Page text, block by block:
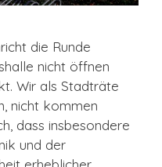
die Runde
nicht öffnen
Wir als Stadträte
nicht kommen
dass insbesondere
und der